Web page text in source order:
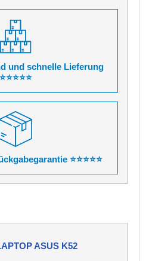
und schnelle Lieferung
⭐⭐⭐⭐⭐
⭐⭐⭐⭐⭐
ASUS K52